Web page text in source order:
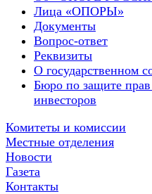
Лица «ОПОРЫ»
Документы
Вопрос-ответ
Реквизиты
О государственном
Бюро по защите
инвесторов
Комитеты и комиссии
Местные отделения
Новости
Газета
Контакты